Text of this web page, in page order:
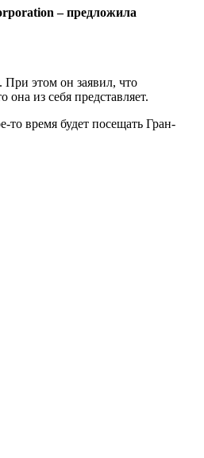
– предложила
При этом он заявил, что
из себя представляет.
то время будет посещать Гран-